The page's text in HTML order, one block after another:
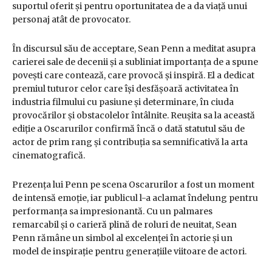
suportul oferit și pentru oportunitatea de a da viață unui
personaj atât de provocator.
În discursul său de acceptare, Sean Penn a meditat asupra
carierei sale de decenii și a subliniat importanța de a spune
povești care contează, care provocă și inspiră. El a dedicat
premiul tuturor celor care își desfășoară activitatea în
industria filmului cu pasiune și determinare, în ciuda
provocărilor și obstacolelor întâlnite. Reușita sa la această
ediție a Oscarurilor confirmă încă o dată statutul său de
actor de prim rang și contribuția sa semnificativă la arta
cinematografică.
Prezența lui Penn pe scena Oscarurilor a fost un moment
de intensă emoție, iar publicul l-a aclamat îndelung pentru
performanța sa impresionantă. Cu un palmares
remarcabil și o carieră plină de roluri de neuitat, Sean
Penn rămâne un simbol al excelenței în actorie și un
model de inspirație pentru generațiile viitoare de actori.